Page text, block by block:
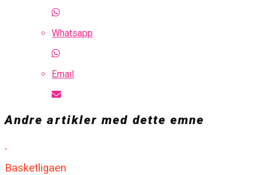
Whatsapp
Email
Andre artikler med dette emne
Basketligaen